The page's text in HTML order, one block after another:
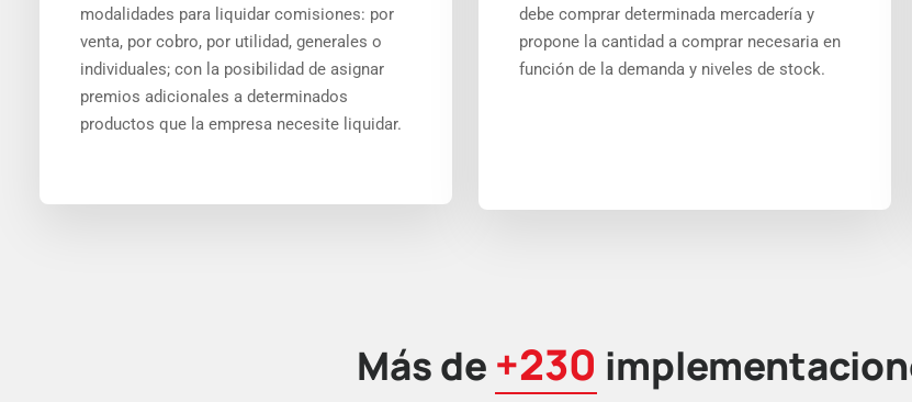
modalidades para liquidar comisiones: por
venta, por cobro, por utilidad, generales o
individuales; con la posibilidad de asignar
premios adicionales a determinados
productos que la empresa necesite liquidar.
debe comprar determinada mercadería y
propone la cantidad a comprar necesaria en
función de la demanda y niveles de stock.
Más de +230